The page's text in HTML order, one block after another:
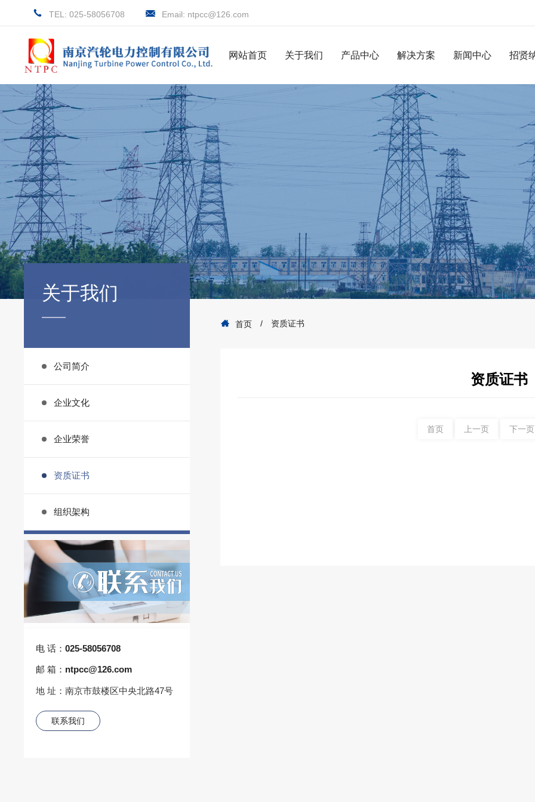
TEL: 025-58056708 Email: ntpcc@126.com
网站首页 关于我们
公司简介 产品中心
DVR-6000系列
WRREP无线转子接地保护装置
旋转二极管故障检测装置
DVR-2000系列
DVR-3000系列
解决方案 新闻中心
公司动态 招贤
关于我们
首页 / 资质证书
公司简介
企业文化
企业荣誉
资质证书
组织架构
电 话：025-58056708
邮 箱： ntpcc@126.com
地 址：南京市鼓楼区中央北路47号
联系我们
资质证书
首页 上一页 下一页